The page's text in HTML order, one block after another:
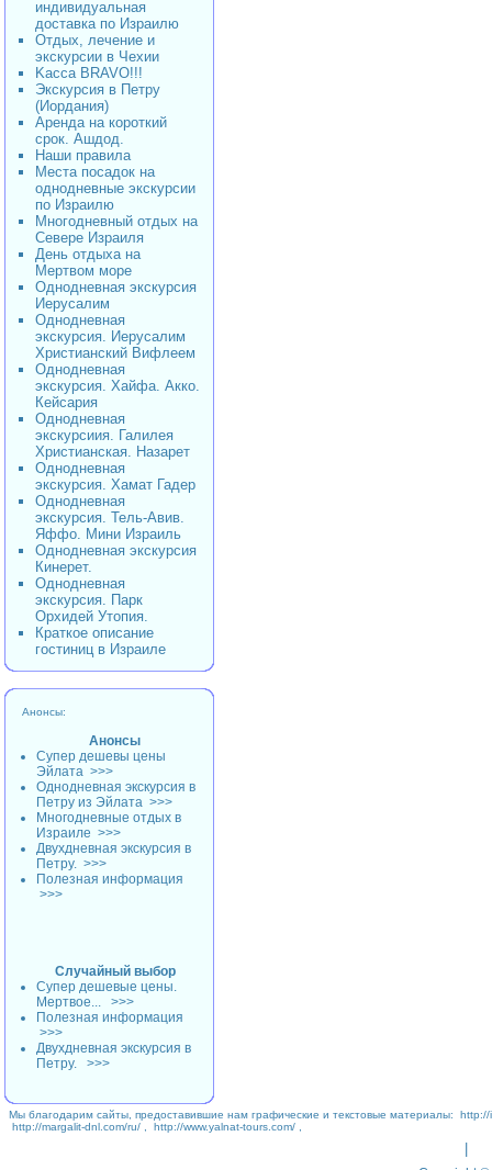
индивидуальная
доставка по Израилю
Отдых, лечение и
экскурсии в Чехии
Kacca BRAVO!!!
Экскурсия в Петру
(Иордания)
Аренда на короткий
срок. Ашдод.
Наши правила
Места посадок на
однодневные экскурсии
по Израилю
Многодневный отдых на
Севере Израиля
День отдыха на
Мертвом море
Однодневная экскурсия
Иерусалим
Однодневная
экскурсия. Иерусалим
Христианский Вифлеем
Однодневная
экскурсия. Хайфа. Акко.
Кейсария
Однодневная
экскурсиия. Галилея
Христианская. Назарет
Однодневная
экскурсия. Хамат Гадер
Однодневная
экскурсия. Тель-Авив.
Яффо. Мини Израиль
Однодневная экскурсия
Кинерет.
Однодневная
экскурсия. Парк
Орхидей Утопия.
Краткое описание
гостиниц в Израиле
Анонсы:
Анонсы
Супер дешевы цены
Эйлата >>>
Однодневная экскурсия в
Петру из Эйлата >>>
Многодневные отдых в
Израиле >>>
Двухдневная экскурсия в
Петру. >>>
Полезная информация
>>>
Случайный выбор
Супер дешевые цены.
Мертвое...
>>>
Полезная информация
>>>
Двухдневная экскурсия в
Петру.
>>>
Мы благодарим сайты, предоставившие нам графические и текстовые материалы:
http://
http://margalit-dnl.com/ru/
http://www.yalnat-tours.com/